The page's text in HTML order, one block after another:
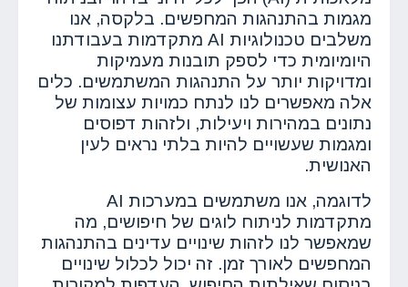
מגמות בהתנהגות המחפשים. בלקסה, אנו
משלבים טכנולוגיות AI מתקדמות בעבודתנו
היומיומית כדי לספק תובנות מעמיקות
ומדויקות יותר על התנהגות המשתמשים. כלים
אלה מאפשרים לנו לנתח כמויות עצומות של
נתונים במהירות ויעילות, ולזהות דפוסים
ומגמות שעשויים להיות בלתי נראים לעין
האנושית.
לדוגמה, אנו משתמשים במערכות AI
מתקדמות לניתוח לוגים של חיפושים, מה
שמאפשר לנו לזהות שינויים עדינים בהתנהגות
המחפשים לאורך זמן. זה יכול לכלול שינויים